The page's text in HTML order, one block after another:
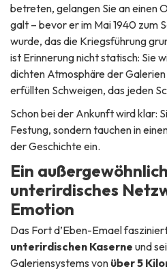
betreten, gelangen Sie an einen
galt – bevor er im Mai 1940 zum
wurde, das die Kriegsführung
ist Erinnerung nicht statisch: Sie
dichten Atmosphäre der
erfüllten Schweigen, das jeden
Schon bei der Ankunft wird klar:
Festung, sondern tauchen in
der Geschichte ein.
Ein
unterirdisches
Emotion
Das Fort d’Eben-Emael
unterirdischen Kaserne und
Galeriensystems von über 5